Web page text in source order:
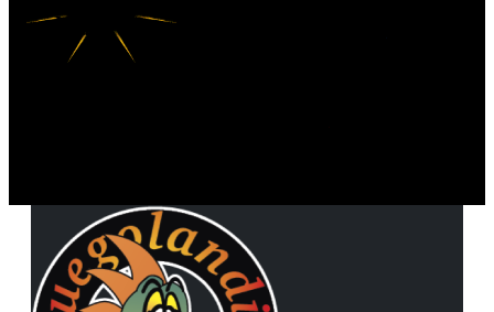
No dudes en contactarnos